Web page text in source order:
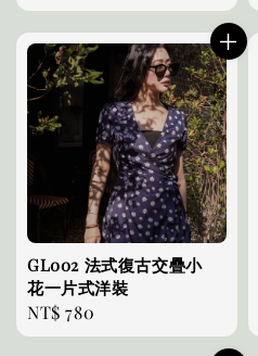
price
GL002 法式復古交疊小
花一片式洋裝
Regular
price
NT$ 780